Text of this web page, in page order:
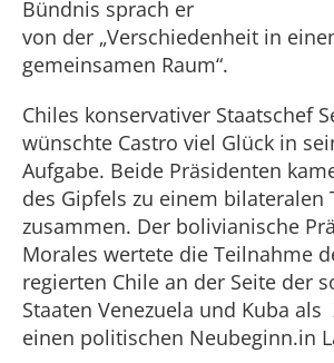
Bündnis sprach er
von der „Verschiedenheit in
gemeinsamen Raum“.
Chiles konservativer Staatschef
wünschte Castro viel Glück in
Aufgabe. Beide Präsidenten
des Gipfels zu einem bilateralen
zusammen. Der bolivianische
Morales wertete die Teilnahme
regierten Chile an der Seite der
Staaten Venezuela und Kuba
einen politischen Neubeginn.in